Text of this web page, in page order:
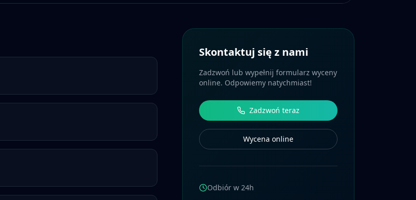
Skontaktuj się z nami
Zadzwoń lub wypełnij formularz wyceny
online. Odpowiemy natychmiast!
Zadzwoń teraz
Wycena online
Odbiór w 24h